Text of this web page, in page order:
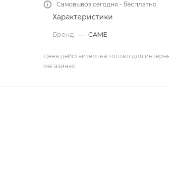
Самовывоз сегодня - бесплатно
Характеристики
Бренд — CAME
Цена действительна только для
магазинах .